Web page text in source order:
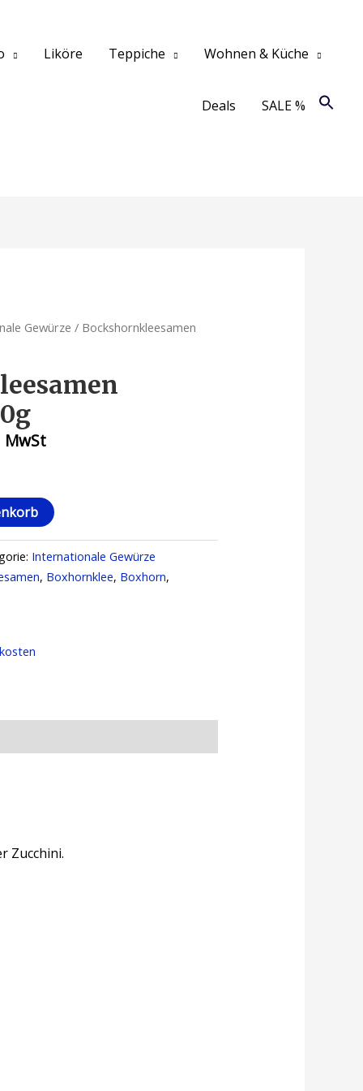
Liköre Teppiche Wohnen & Küche
Deals SALE %
Gewürze / Bockshornkleesamen
€.
MwSt
Internationale Gewürze
, Boxhornklee, Boxhorn,
Zucchini.